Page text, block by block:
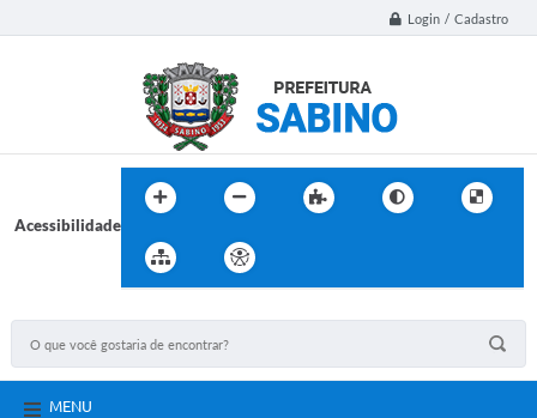
Login / Cadastro
Acessibilidade
MENU